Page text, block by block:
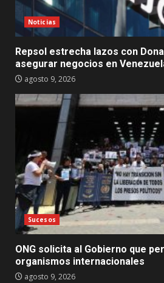
Noticias
Repsol estrecha lazos con
asegurar negocios en
agosto 9, 2026
Sucesos
ONG solicita al Gobierno que
organismos internacionales
agosto 9, 2026